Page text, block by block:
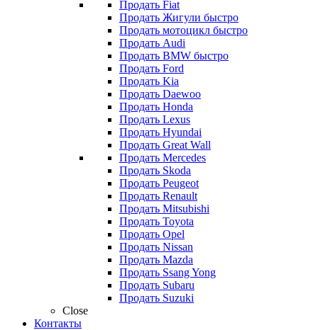
Продать Fiat
Продать Жигули быстро
Продать мотоцикл быстро
Продать Audi
Продать BMW быстро
Продать Ford
Продать Kia
Продать Daewoo
Продать Honda
Продать Lexus
Продать Hyundai
Продать Great Wall
Продать Mercedes
Продать Skoda
Продать Peugeot
Продать Renault
Продать Mitsubishi
Продать Toyota
Продать Opel
Продать Nissan
Продать Mazda
Продать Ssang Yong
Продать Subaru
Продать Suzuki
Close
Контакты